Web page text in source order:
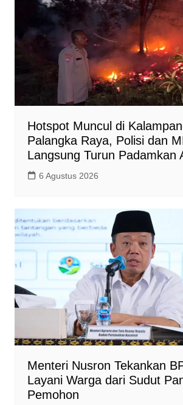
Hotspot Muncul di
Palangka Raya, Polisi dan
Langsung Turun Padamkan
6 Agustus 2026
Menteri Nusron Tekankan
Layani Warga dari Sudut
Pemohon